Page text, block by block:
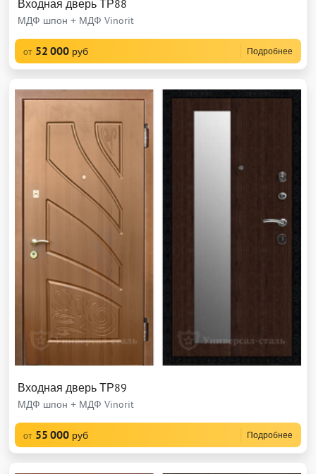
Входная дверь ТР88
МДФ шпон + МДФ Vinorit
от 52 000 руб Подробнее
Входная дверь ТР89
МДФ шпон + МДФ Vinorit
от 55 000 руб Подробнее